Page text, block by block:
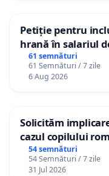
Petiție pentru
hrană în salariul
gradațiilor de
personali
61 semnături
61 Semnături / 7 zile
6 Aug 2026
Solicităm
cazul copilului
Gheorghe, aflat
12 ani
54 semnături
54 Semnături / 7 zile
31 Jul 2026